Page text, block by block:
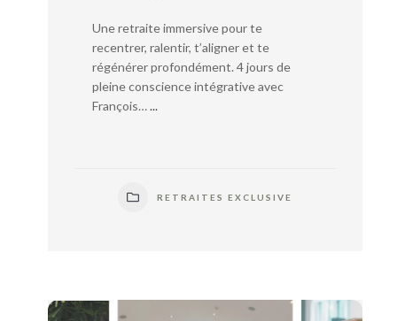
Une retraite immersive pour te
recentrer, ralentir, t’aligner et te
régénérer profondément. 4 jours de
pleine conscience intégrative avec
François…...
RETRAITES EXCLUSIVE